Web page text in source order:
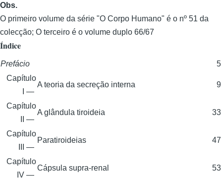
Obs.
O primeiro volume da série "O Corpo Humano" é o nº 51 da
colecção; O terceiro é o volume duplo 66/67
Índice
Prefácio
5
Capítulo
I —
A teoria da secreção interna 9
Capítulo
II —
A glândula tiroideia 33
Capítulo
III —
Paratiroideias 47
Capítulo
IV —
Cápsula supra-renal 53